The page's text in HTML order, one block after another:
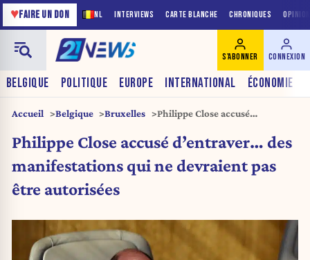
NL INTERVIEWS CARTE BLANCHE CHRONIQUES
♥FAIRE UN DON
BELGIQUE POLITIQUE EUROPE INTERNATIONAL ÉCONOMIE
S'ABONNER CONNEXION
Accueil Belgique Bruxelles
Philippe Close accusé
qui ne devraient pas être
autorisées
Philippe Close accusé d’entraver… des
manifestations qui ne devraient pas
être autorisées